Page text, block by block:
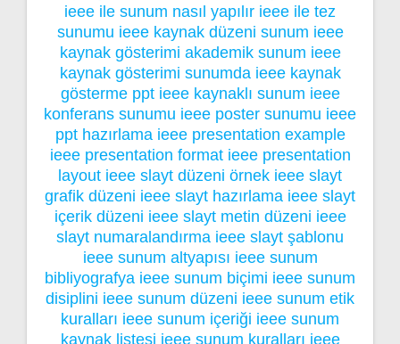
ieee ile sunum nasıl yapılır ieee ile tez
sunumu ieee kaynak düzeni sunum ieee
kaynak gösterimi akademik sunum ieee
kaynak gösterimi sunumda ieee kaynak
gösterme ppt ieee kaynaklı sunum ieee
konferans sunumu ieee poster sunumu ieee
ppt hazırlama ieee presentation example
ieee presentation format ieee presentation
layout ieee slayt düzeni örnek ieee slayt
grafik düzeni ieee slayt hazırlama ieee slayt
içerik düzeni ieee slayt metin düzeni ieee
slayt numaralandırma ieee slayt şablonu
ieee sunum altyapısı ieee sunum
bibliyografya ieee sunum biçimi ieee sunum
disiplini ieee sunum düzeni ieee sunum etik
kuralları ieee sunum içeriği ieee sunum
kaynak listesi ieee sunum kuralları ieee